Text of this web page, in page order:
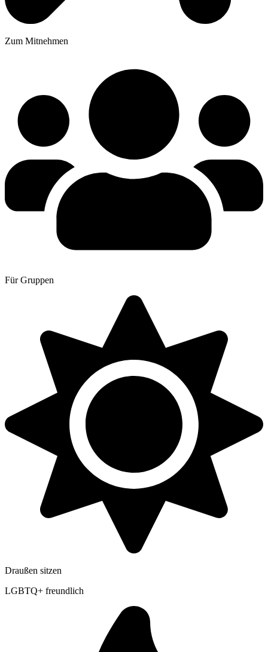
Zum Mitnehmen
Für Gruppen
Draußen sitzen
LGBTQ+ freundlich